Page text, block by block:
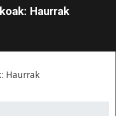
Haurrak
Haurrak